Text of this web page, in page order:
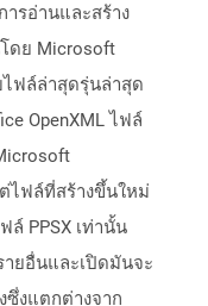
รอ่านและสร้าง
ดย Microsoft
ไฟล์ล่าสุดรุ่นล่าสุด
OpenXML ไฟล์
ไฟล์ที่สร้างขึ้นใหม่
PPSX เท่านั้น
ายอื่นและเปิดมันจะ
ซึ่งแตกต่างจาก